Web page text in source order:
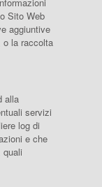
Sito Web
aggiuntive
la raccolta
alla
servizi
log di
e che
quali